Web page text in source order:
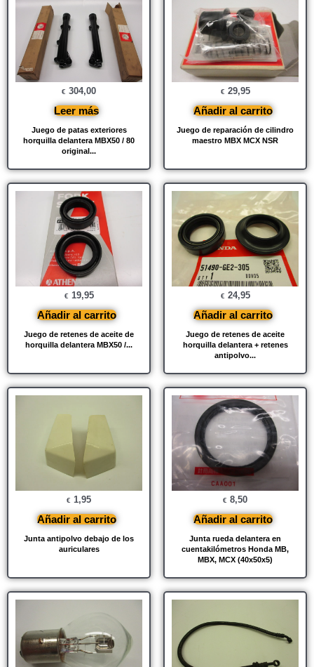
Juego de patas exteriores
horquilla delantera MBX50 / 80
original...
€ 304,00
Leer más
Juego de reparación de cilindro
maestro MBX MCX NSR
€ 29,95
Añadir al carrito
Juego de retenes de aceite de
horquilla delantera MBX50 /...
€ 19,95
Añadir al carrito
Juego de retenes de aceite
horquilla delantera + retenes
antipolvo...
€ 24,95
Añadir al carrito
Junta antipolvo debajo de los
auriculares
€ 1,95
Añadir al carrito
Junta rueda delantera en
cuentakilómetros Honda MB,
MBX, MCX (40x50x5)
€ 8,50
Añadir al carrito